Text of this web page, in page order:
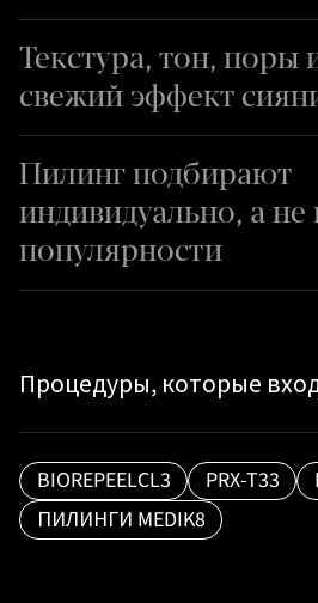
Текстура, тон, поры
свежий эффект
Пилинг подбирают
индивидуально, а не
популярности
Процедуры, которые
BIOREPEELCL3 PRX-T33
ПИЛИНГИ MEDIK8